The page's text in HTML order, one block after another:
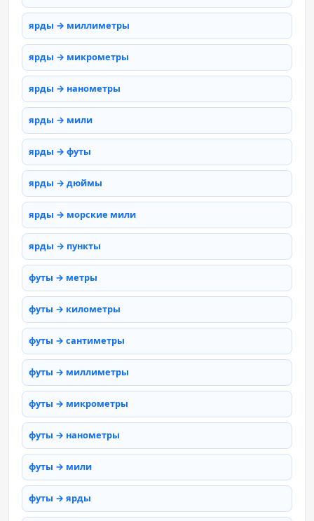
ярды → миллиметры
ярды → микрометры
ярды → нанометры
ярды → мили
ярды → футы
ярды → дюймы
ярды → морские мили
ярды → пункты
футы → метры
футы → километры
футы → сантиметры
футы → миллиметры
футы → микрометры
футы → нанометры
футы → мили
футы → ярды